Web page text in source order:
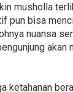
musholla
pun bisa
nuansa
akan
ketahanan